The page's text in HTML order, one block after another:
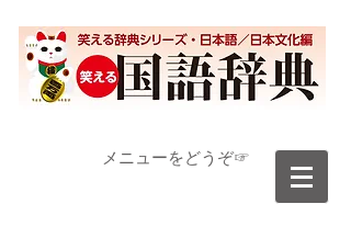
​メニューをどうぞ☞